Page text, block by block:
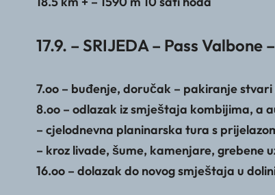
17.9. – SRIJEDA – Pass Valbone
7.oo – buđenje, doručak – pakiranje
8.oo – odlazak iz smještaja kombijima, a
– cjelodnevna planinarska tura s
– kroz livade, šume, kamenjare, grebene
16.oo – dolazak do novog smještaja u